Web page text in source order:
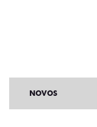
NOVOS